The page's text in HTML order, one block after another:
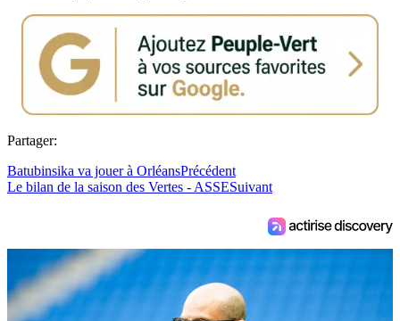
Partager:
Batubinsika va jouer à OrléansPrécédent
Le bilan de la saison des Vertes - ASSESuivant